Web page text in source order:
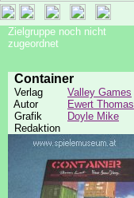
Zielgruppe noch nicht
zugeordnet
Container
Verlag
Valley Games
Autor
Ewert Thomas
Grafik
Doyle Mike
Redaktion